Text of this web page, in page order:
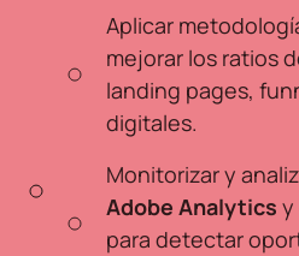
Aplicar
mejorar los ratios
landing pages,
digitales.
Monitorizar y
Adobe Analytics y
para detectar